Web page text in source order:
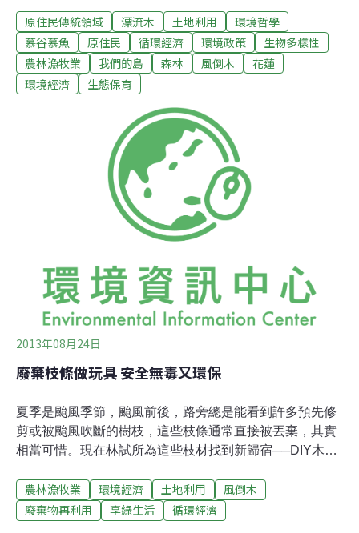
取木材，都是破壞水土保持的作為。民國79年歐菲莉颱風
引發土石流，曾造成銅門部落36人死亡，族人擔心憾事重
演，強烈阻止檜木清運…2014年1月2日，銅門部落族人和
花蓮林管處，分別組團上山勘查清運檜木現地情況。位於
奇萊線17.6K的小橋邊，有一處長約17公尺，可通行大貨
車的新開闢便道，部落會議主席Masaw說，林管處就是從
這裡把底下山溝的檜木，拉上林道。花蓮林管處副處長黃
麗萍表示，從林道到河床上的作業地點，距離非常遙遠，
因此所雇用的怪手，就沿著林道旁的坡道作業，因而走出
一條通道，現場沒有開挖邊坡，邊坡上的植被還非常完
整，並不是開設新的道路。不過在便道沿乾溝的邊緣和底
端的陡坡，到處可以看到被
原住民傳統領域 漂流木 土地利用
環境哲學
慕谷慕魚
原住民 循環經濟 環境政策
生物多樣性
農林漁牧業
我們的島 森林 風倒木
花蓮
環境經濟
生態保育
2013年08月24日
廢棄枝條做玩具 安全無毒又環保
夏季是颱風季節，颱風前後，路旁總是能看到許多預先修
剪或被颱風吹斷的樹枝，這些枝條通常直接被丟棄，其實
相當可惜。現在林試所為這些枝材找到新歸宿──DIY木頭
中玩具的1/4到1/3。木頭玩具不像保麗龍或塑膠材料，沒
有塑化劑的疑慮，若是自己動手做，更不用擔心化學藥劑
農林漁牧業 環境經濟 土地利用
風倒木
廢棄物再利用
享綠生活 循環經濟